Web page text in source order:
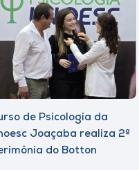
de Psicologia da
Joaçaba realiza 2ª
do Botton